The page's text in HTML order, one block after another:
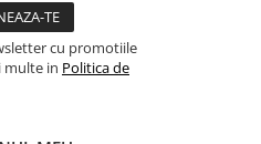
cu promotiile
multe in Politica de